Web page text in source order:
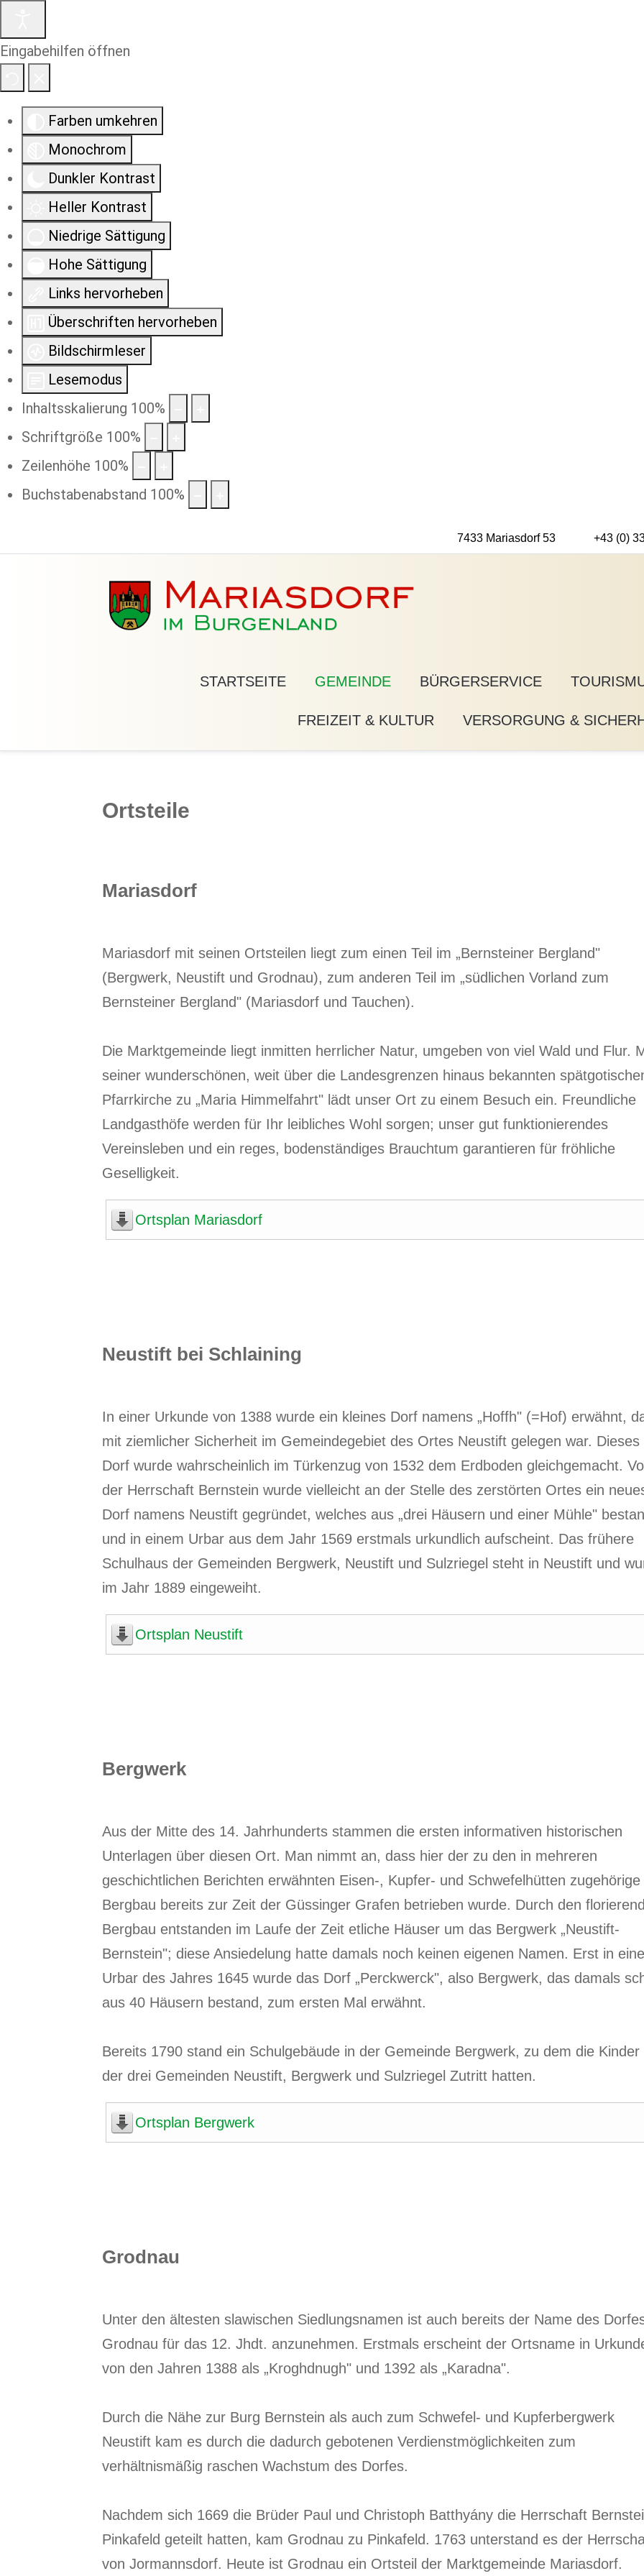
Eingabehilfen öffnen
Farben umkehren
Monochrom
Dunkler Kontrast
Heller Kontrast
Niedrige Sättigung
Hohe Sättigung
Links hervorheben
Überschriften hervorheben
Bildschirmleser
Lesemodus
Inhaltsskalierung 100%
Schriftgröße 100%
Zeilenhöhe 100%
Buchstabenabstand 100%
7433 Mariasdorf 53 +43 (0)
STARTSEITE GEMEINDE BÜRGERSERVICE
FREIZEIT & KULTUR VERSORGUNG &
Ortsteile
Mariasdorf
Mariasdorf mit seinen Ortsteilen liegt zum einen Teil im „Bernsteiner Bergland"
(Bergwerk, Neustift und Grodnau), zum anderen Teil im „südlichen Vorland zum
Bernsteiner Bergland" (Mariasdorf und Tauchen).
Die Marktgemeinde liegt inmitten herrlicher Natur, umgeben von viel Wald und Flur.
seiner wunderschönen, weit über die Landesgrenzen hinaus bekannten
Pfarrkirche zu „Maria Himmelfahrt" lädt unser Ort zu einem Besuch ein. Freundliche
Landgasthöfe werden für Ihr leibliches Wohl sorgen; unser gut funktionierendes
Vereinsleben und ein reges, bodenständiges Brauchtum garantieren für fröhliche
Geselligkeit.
Ortsplan Mariasdorf
Neustift bei Schlaining
In einer Urkunde von 1388 wurde ein kleines Dorf namens „Hoffh" (=Hof) erwähnt,
mit ziemlicher Sicherheit im Gemeindegebiet des Ortes Neustift gelegen war. Dieses
Dorf wurde wahrscheinlich im Türkenzug von 1532 dem Erdboden gleichgemacht.
der Herrschaft Bernstein wurde vielleicht an der Stelle des zerstörten Ortes ein
Dorf namens Neustift gegründet, welches aus „drei Häusern und einer Mühle"
und in einem Urbar aus dem Jahr 1569 erstmals urkundlich aufscheint. Das frühere
Schulhaus der Gemeinden Bergwerk, Neustift und Sulzriegel steht in Neustift und
im Jahr 1889 eingeweiht.
Ortsplan Neustift
Bergwerk
Aus der Mitte des 14. Jahrhunderts stammen die ersten informativen historischen
Unterlagen über diesen Ort. Man nimmt an, dass hier der zu den in mehreren
geschichtlichen Berichten erwähnten Eisen-, Kupfer- und Schwefelhütten zugehörige
Bergbau bereits zur Zeit der Güssinger Grafen betrieben wurde. Durch den
Bergbau entstanden im Laufe der Zeit etliche Häuser um das Bergwerk „Neustift-
Bernstein"; diese Ansiedelung hatte damals noch keinen eigenen Namen. Erst in
Urbar des Jahres 1645 wurde das Dorf „Perckwerck", also Bergwerk, das damals
aus 40 Häusern bestand, zum ersten Mal erwähnt.
Bereits 1790 stand ein Schulgebäude in der Gemeinde Bergwerk, zu dem die Kinder
der drei Gemeinden Neustift, Bergwerk und Sulzriegel Zutritt hatten.
Ortsplan Bergwerk
Grodnau
Unter den ältesten slawischen Siedlungsnamen ist auch bereits der Name des
Grodnau für das 12. Jhdt. anzunehmen. Erstmals erscheint der Ortsname in
von den Jahren 1388 als „Kroghdnugh" und 1392 als „Karadna".
Durch die Nähe zur Burg Bernstein als auch zum Schwefel- und Kupferbergwerk
Neustift kam es durch die dadurch gebotenen Verdienstmöglichkeiten zum
verhältnismäßig raschen Wachstum des Dorfes.
Nachdem sich 1669 die Brüder Paul und Christoph Batthyány die Herrschaft
Pinkafeld geteilt hatten, kam Grodnau zu Pinkafeld. 1763 unterstand es der
von Jormannsdorf. Heute ist Grodnau ein Ortsteil der Marktgemeinde Mariasdorf.